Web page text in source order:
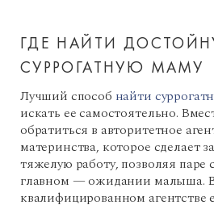
ГДЕ НАЙТИ
СУРРОГАТНУЮ МАМУ
Лучший способ найти
искать ее самостоятельно.
обратиться в авторитетное
материнства, которое сделает
тяжелую работу, позволяя паре
главном — ожидании малыша.
квалифицированном агентстве